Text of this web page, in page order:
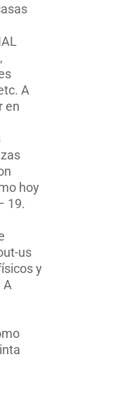
A
en
hoy
19.
us
y
A